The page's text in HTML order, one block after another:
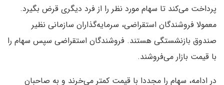
پرداخت می‌کند تا سهام مورد نظر را از فرد دیگری قرض بگیرد.
معمولا فروشندگان استقراضی، سرمایه‌گذاران سازمانی نظیر
صندوق بازنشستگی هستند. فروشندگان استقراضی سپس سهام را
با قیمت بازار می‌فروشند.
در ادامه، سهام را مجددا با قیمت کمتر می‌خرند و به صاحبان